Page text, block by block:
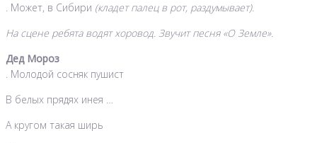
. Может, в Сибири (кладет палец в рот, раздумывает).
На сцене ребята водят хоровод. Звучит песня «О Земле».
Дед Мороз
. Молодой сосняк пушист
В белых прядях инея …
А кругом такая ширь